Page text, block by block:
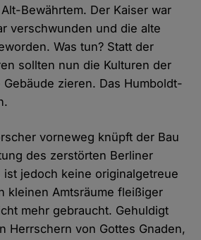
Bewährtem. Der Kaiser war
verschwunden und die alte
Was tun? Statt der
sollten nun die Kulturen der
zieren. Das Humboldt-
vorneweg knüpft der Bau
des zerstörten Berliner
ist jedoch keine originalgetreue
kleinen Amtsräume fleißiger
mehr gebraucht. Gehuldigt
Herrschern von Gottes Gnaden,